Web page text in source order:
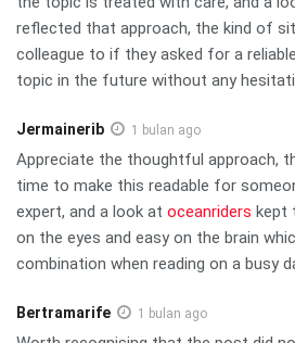
reflected that approach, the kind of
colleague to if they asked for a
topic in the future without any
Jermainerib 1 bulan ago
Appreciate the thoughtful approach,
time to make this readable for
expert, and a look at oceanriders kept
on the eyes and easy on the brain
combination when reading on a busy
Bertramarife 1 bulan ago